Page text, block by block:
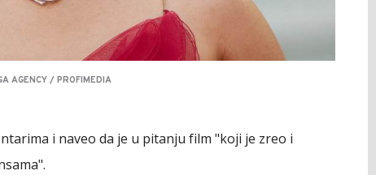
AGENCY / PROFIMEDIA
i naveo da je u pitanju film "koji je zreo i